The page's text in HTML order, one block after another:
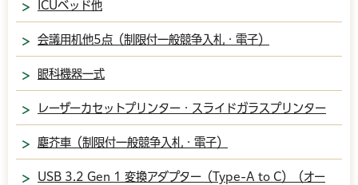
ICUベッド他
会議用机他5点（制限付一般競争入札・電子）
眼科機器一式
レーザーカセットプリンター・スライドガラスプリンター
塵芥車（制限付一般競争入札・電子）
USB 3.2 Gen 1 変換アダプター（Type-A to C）（オー